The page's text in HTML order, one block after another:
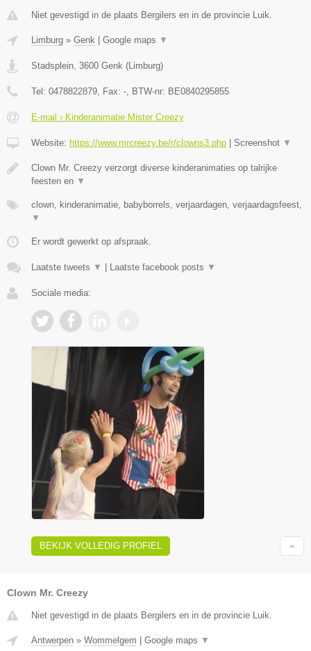
Niet gevestigd in de plaats Bergilers en in de provincie Luik.
Limburg » Genk Google maps ▼
Stadsplein, 3600 Genk (Limburg)
Tel: 0478822879, Fax: -, BTW-nr: BE0840295855
E-mail › Kinderanimatie Mister Creezy
Website: https://www.mrcreezy.be/r/clowns3.php Screenshot ▼
Clown Mr. Creezy verzorgt diverse kinderanimaties op talrijke
feesten en ▼
clown, kinderanimatie, babyborrels, verjaardagen, verjaardagsfeest,
▼
Er wordt gewerkt op afspraak.
Laatste tweets ▼ Laatste facebook posts ▼
Sociale media:
BEKIJK VOLLEDIG PROFIEL
Clown Mr. Creezy
Niet gevestigd in de plaats Bergilers en in de provincie Luik.
Antwerpen » Wommelgem Google maps ▼